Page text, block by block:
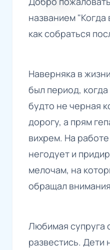
названием "Когда
как собраться
Наверняка в
был период, когда
будто не черная
дорогу, а прям
вихрем. На
негодует и
мелочам, на
обращал
Любимая супруга
развестись. Дети